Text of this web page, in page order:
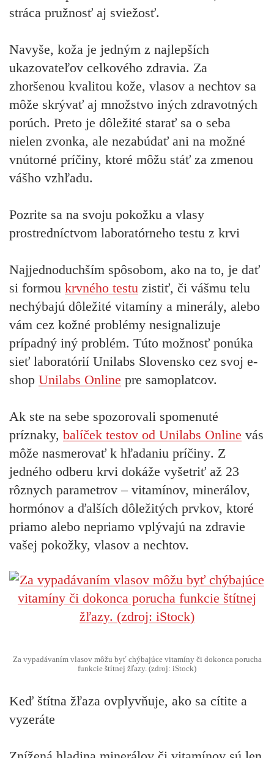
stráca pružnosť aj sviežosť.
Navyše, koža je jedným z najlepších
ukazovateľov celkového zdravia. Za
zhoršenou kvalitou kože, vlasov a nechtov sa
môže skrývať aj množstvo iných zdravotných
porúch. Preto je dôležité starať sa o seba
nielen zvonka, ale nezabúdať ani na možné
vnútorné príčiny, ktoré môžu stáť za zmenou
vášho vzhľadu.
Pozrite sa na svoju pokožku a vlasy
prostredníctvom laboratórneho testu z krvi
Najjednoduchším spôsobom, ako na to, je dať
si formou krvného testu zistiť, či vášmu telu
nechýbajú dôležité vitamíny a minerály, alebo
vám cez kožné problémy nesignalizuje
prípadný iný problém. Túto možnosť ponúka
sieť laboratórií Unilabs Slovensko cez svoj e-
shop Unilabs Online pre samoplatcov.
Ak ste na sebe spozorovali spomenuté
príznaky, balíček testov od Unilabs Online vás
môže nasmerovať k hľadaniu príčiny. Z
jedného odberu krvi dokáže vyšetriť až 23
rôznych parametrov – vitamínov, minerálov,
hormónov a ďalších dôležitých prvkov, ktoré
priamo alebo nepriamo vplývajú na zdravie
vašej pokožky, vlasov a nechtov.
Za vypadávaním vlasov môžu byť chýbajúce vitamíny či dokonca porucha
funkcie štítnej žľazy. (zdroj: iStock)
Keď štítna žľaza ovplyvňuje, ako sa cítite a
vyzeráte